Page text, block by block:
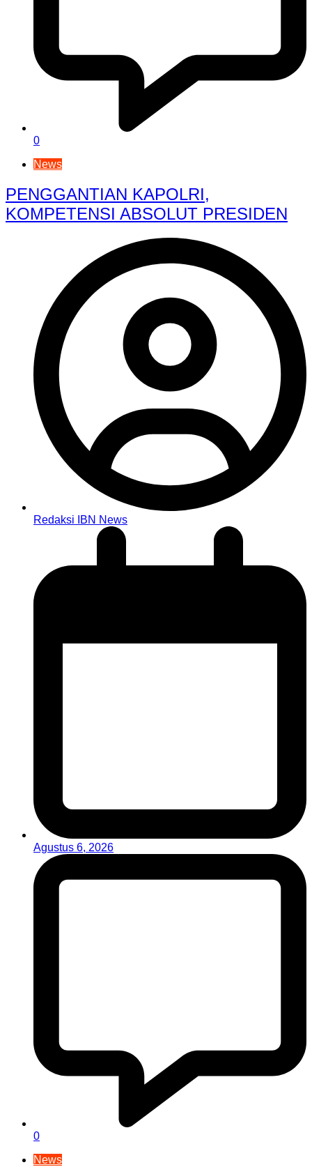
0
News
PENGGANTIAN KAPOLRI,
KOMPETENSI ABSOLUT PRESIDEN
Redaksi IBN News
Agustus 6, 2026
0
News